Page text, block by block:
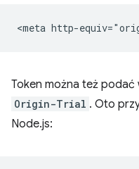
Token można też podać
Origin-Trial . Oto
Node.js: